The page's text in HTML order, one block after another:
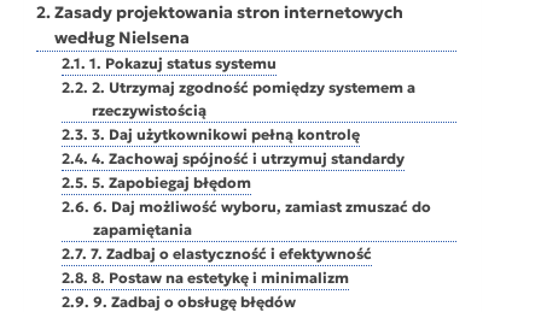
Zasady projektowania stron internetowych
według Nielsena
1. Pokazuj status systemu
2. Utrzymaj zgodność pomiędzy systemem a
rzeczywistością
3. Daj użytkownikowi pełną kontrolę
4. Zachowaj spójność i utrzymuj standardy
5. Zapobiegaj błędom
6. Daj możliwość wyboru, zamiast zmuszać do
zapamiętania
7. Zadbaj o elastyczność i efektywność
8. Postaw na estetykę i minimalizm
9. Zadbaj o obsługę błędów